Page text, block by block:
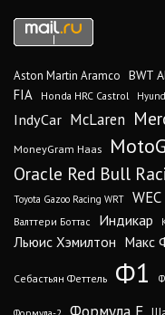
Aston Martin Aramco BWT
FIA Honda HRC Castrol
IndyCar McLaren
MoneyGram Haas
Oracle Red Bull
Toyota Gazoo Racing WRT WEC
Валттери Боттас
Индикар
Льюис Хэмилтон Макс
Себастьян Феттель Ф1
Формула Е